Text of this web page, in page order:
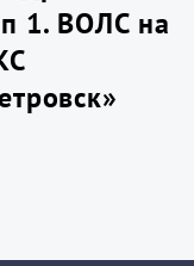
1. ВОЛС на